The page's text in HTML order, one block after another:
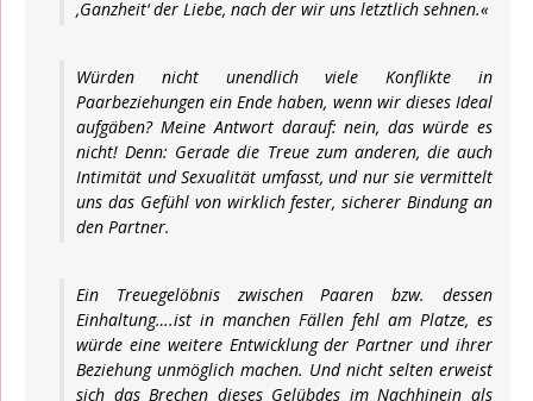
‚Ganzheit‘ der Liebe, nach der wir uns letztlich sehnen.«
Würden nicht unendlich viele Konflikte in
Paarbeziehungen ein Ende haben, wenn wir dieses Ideal
aufgäben? Meine Antwort darauf: nein, das würde es
nicht! Denn: Gerade die Treue zum anderen, die auch
Intimität und Sexualität umfasst, und nur sie vermittelt
uns das Gefühl von wirklich fester, sicherer Bindung an
den Partner.
Ein Treuegelöbnis zwischen Paaren bzw. dessen
Einhaltung….ist in manchen Fällen fehl am Platze, es
würde eine weitere Entwicklung der Partner und ihrer
Beziehung unmöglich machen. Und nicht selten erweist
sich das Brechen dieses Gelübdes im Nachhinein als